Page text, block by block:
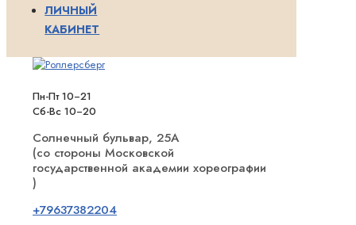
ЛИЧНЫЙ
КАБИНЕТ
Пн-Пт 10−21
Сб-Вс 10−20
Солнечный бульвар, 25А
(со стороны Московской
государственной академии хореографии
)
+79637382204